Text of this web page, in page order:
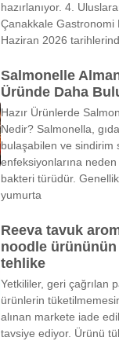
hazırlanıyor. 4.
Çanakkale Gastronomi
Haziran 2026
Salmonelle
Üründe Daha
Hazır Ürünlerde
Nedir? Salmonella,
bulaşabilen ve sindirim
enfeksiyonlarına
bakteri türüdür.
yumurta
Reeva tavuk
noodle ürününün
tehlike
Yetkililer, geri çağrılan
ürünlerin
alınan markete iade
tavsiye ediyor. Ürünü